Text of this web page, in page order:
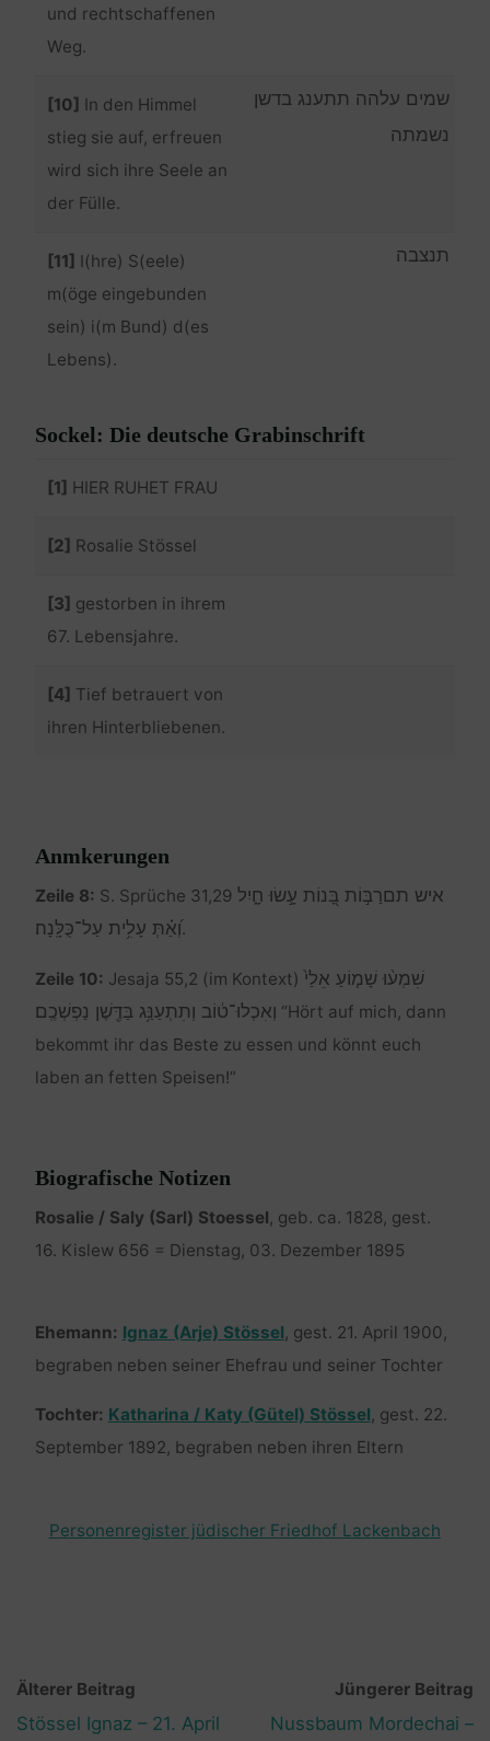
und rechtschaffenen
Weg.
[10] In den Himmel
stieg sie auf, erfreuen
wird sich ihre Seele an
der Fülle.
שמים עלהה תתענג בדשן
נשמתה
[11] I(hre) S(eele)
m(öge eingebunden
sein) i(m Bund) d(es
Lebens).
תנצבה
Sockel: Die deutsche Grabinschrift
[1] HIER RUHET FRAU
[2] Rosalie Stössel
[3] gestorben in ihrem
67. Lebensjahre.
[4] Tief betrauert von
ihren Hinterbliebenen.
Anmkerungen
Zeile 8: S. Sprüche 31,29 איש תםרַבּ֣וֹת בָּ֭נוֹת עָ֣שׂוּ חָ֑יִל
וְ֝אַ֗תְּ עָלִ֥ית עַל־כֻּלָּֽנָה׃.
Zeile 10: Jesaja 55,2 (im Kontext) שִׁמְע֨וּ שָׁמ֤וֹעַ אֵלַי֙
וְאִכְלוּ־ט֔וֹב וְתִתְעַנַּ֥ג בַּדֶּ֖שֶׁן נַפְשְׁכֶֽם׃ “Hört auf mich, dann
bekommt ihr das Beste zu essen und könnt euch
laben an fetten Speisen!”
Biografische Notizen
Rosalie / Saly (Sarl) Stoessel, geb. ca. 1828, gest.
16. Kislew 656 = Dienstag, 03. Dezember 1895
Ehemann: Ignaz (Arje) Stössel, gest. 21. April 1900,
begraben neben seiner Ehefrau und seiner Tochter
Tochter: Katharina / Katy (Gütel) Stössel, gest. 22.
September 1892, begraben neben ihren Eltern
Personenregister jüdischer Friedhof Lackenbach
Älterer Beitrag
Stössel Ignaz – 21. April
Jüngerer Beitrag
Nussbaum Mordechai –